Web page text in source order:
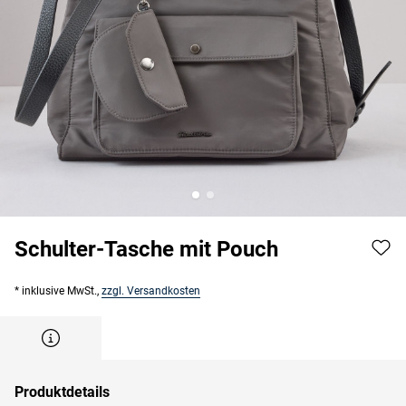
Schulter-Tasche mit Pouch
* inklusive MwSt., zzgl. Versandkosten
Produktdetails